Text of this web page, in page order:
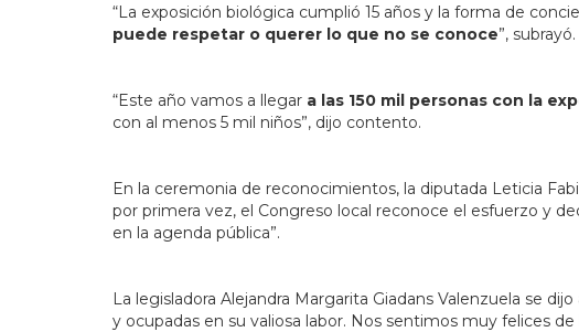
“La exposición biológica cumplió 15 años y la forma de
puede respetar o querer lo que no se conoce”, subrayó.
“Este año vamos a llegar a las 150 mil personas con la
con al menos 5 mil niños”, dijo contento.
En la ceremonia de reconocimientos, la diputada Leticia
por primera vez, el Congreso local reconoce el esfuerzo y
en la agenda pública”.
La legisladora Alejandra Margarita Giadans Valenzuela se
y ocupadas en su valiosa labor. Nos sentimos muy felices